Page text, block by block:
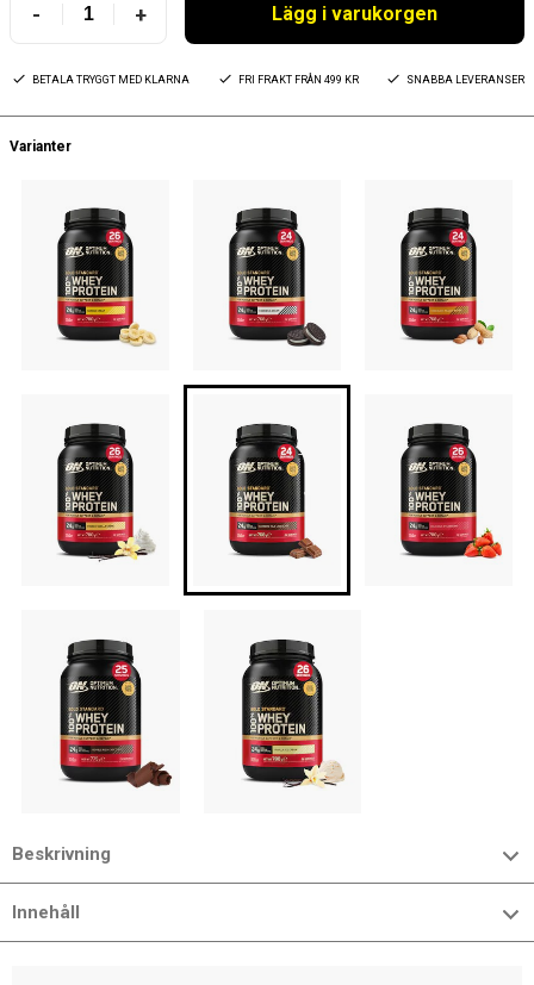
- + Lägg i varukorgen
BETALA TRYGGT MED KLARNA FRI FRAKT FRÅN 499 KR SNABBA LEVERANSER
Varianter
Beskrivning
Innehåll